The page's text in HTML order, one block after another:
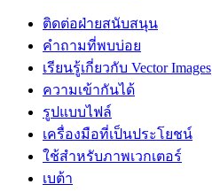
ติดต่อฝ่ายสนับสนุน
คำถามที่พบบ่อย
เรียนรู้เกี่ยวกับ Vector Images
ความเข้ากันได้
รูปแบบไฟล์
เครื่องมือที่เป็นประโยชน์
ใช้สำหรับภาพเวกเตอร์
เบต้า